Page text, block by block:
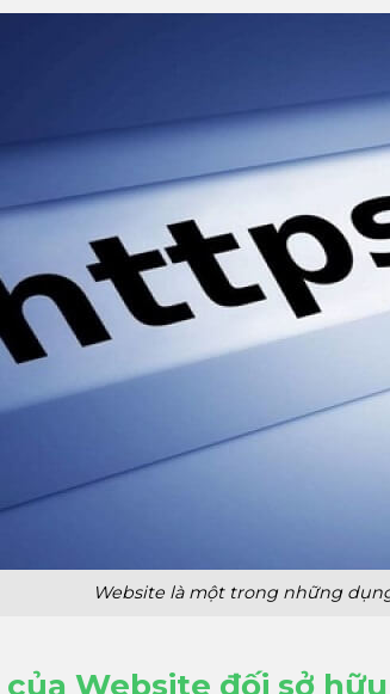
Website là một trong những
của Website đối sở